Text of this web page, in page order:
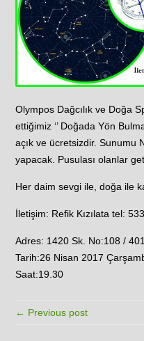
Olympos Dağcılık ve Doğa
ettiğimiz ‘’ Doğada Yön
açık ve ücretsizdir. Sunumu
yapacak. Pusulası olanlar
Her daim sevgi ile, doğa ile
İletişim: Refik Kızılata tel:
Adres: 1420 Sk. No:108 /
Tarih:26 Nisan 2017
Saat:19.30
← Previous post